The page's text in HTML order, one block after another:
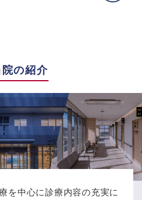
院の紹介
を中心に診療内容の充実に